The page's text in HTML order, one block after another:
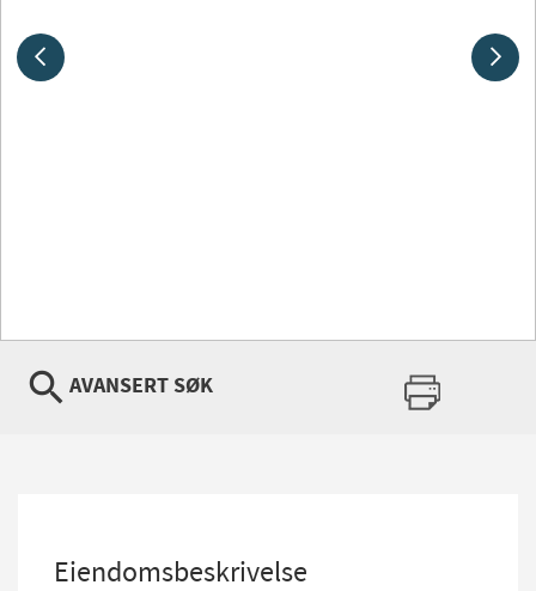
AVANSERT SØK
Eiendomsbeskrivelse